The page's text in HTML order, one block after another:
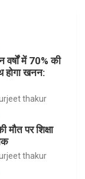
वर्षों में 70% की
होगा खनन:
thakur
पर शिक्षा
thakur